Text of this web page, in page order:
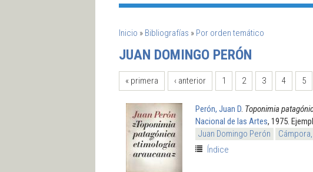
SE ENCUENTRA USTED AQUÍ
Inicio » Bibliografías » Por orden temático
JUAN DOMINGO PERÓN
PÁGINAS
« primera ‹ anterior 1 2 3 4 5
Perón, Juan D. Toponimia
Nacional de las Artes, 1975.
Juan Domingo Perón
Índice